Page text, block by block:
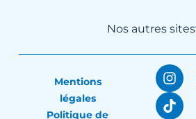
Nos autres sites
Mentions
légales
Politique de